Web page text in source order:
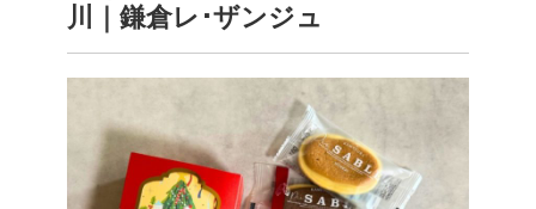
川｜鎌倉レ･ザンジュ